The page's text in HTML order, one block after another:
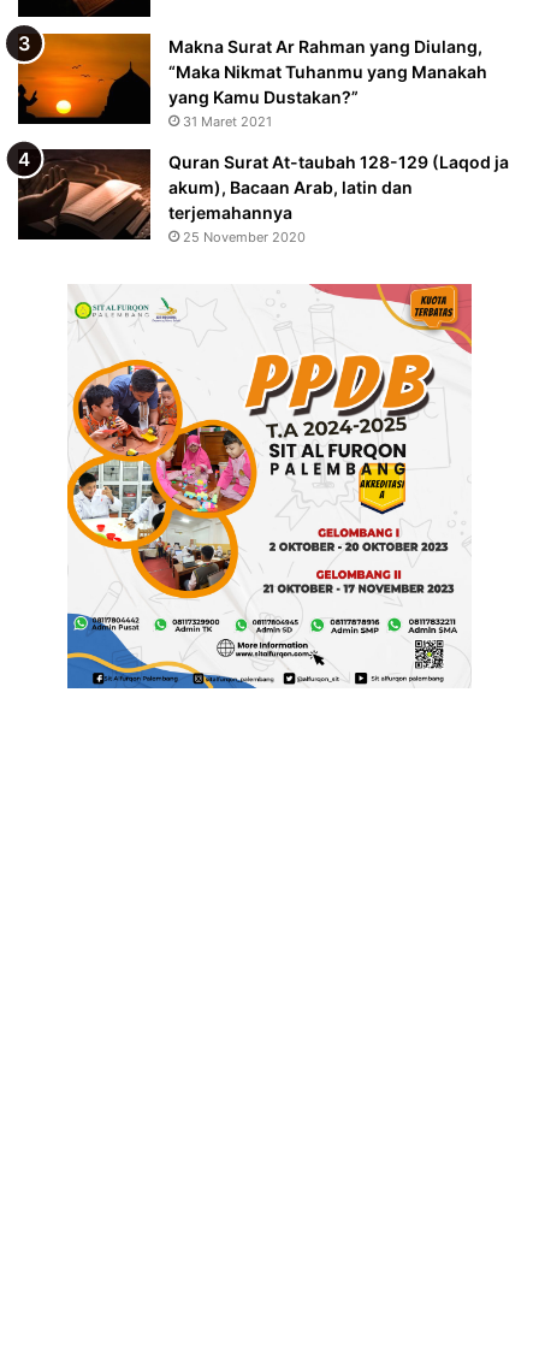
Makna Surat Ar Rahman yang Diulang,
“Maka Nikmat Tuhanmu yang Manakah
yang Kamu Dustakan?”
31 Maret 2021
Quran Surat At-taubah 128-129 (Laqod ja
akum), Bacaan Arab, latin dan
terjemahannya
25 November 2020